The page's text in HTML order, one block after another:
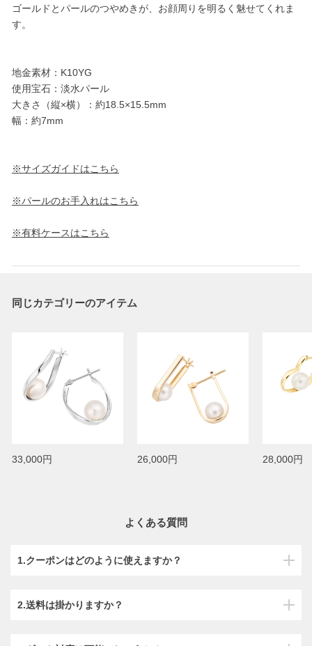
ゴールドとパールのつやめきが、お顔周りを明るく魅せてくれま
す。
地金素材：K10YG
使用宝石：淡水パール
大きさ（縦×横）：約18.5×15.5mm
幅：約7mm
※サイズガイドはこちら
※パールのお手入れはこちら
※有料ケースはこちら
同じカテゴリーのアイテム
33,000円 26,000円 28,000円
よくある質問
1.クーポンはどのように使えますか？
2.送料は掛かりますか？